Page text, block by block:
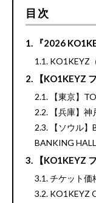
目次
『2026
KO1KEYZ
【KO1KEYZ
【東京】
【兵庫】
【ソウル
BANKING HALL
【KO1KEYZ
チケット価
KO1KEYZ